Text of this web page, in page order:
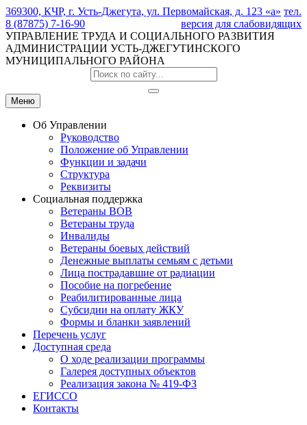
369300, КЧР, г. Усть-Джегута, ул. Первомайская, д. 123 «а» тел.
8 (87875) 7-16-90
версия для слабовидящих
УПРАВЛЕНИЕ ТРУДА И СОЦИАЛЬНОГО РАЗВИТИЯ
АДМИНИСТРАЦИИ УСТЬ-ДЖЕГУТИНСКОГО
МУНИЦИПАЛЬНОГО РАЙОНА
Меню
Об Управлении
Руководство
Положение об Управлении
Функции и задачи
Структура
Реквизиты
Социальная поддержка
Ветераны ВОВ
Ветераны труда
Инвалиды
Ветераны боевых действий
Денежные выплаты семьям с детьми
Лица пострадавшие от радиации
Пособие на погребение
Реабилитированные лица
Субсидии на оплату ЖКУ
Формы и бланки заявлений
Перечень услуг
Доступная среда
О ходе реализации программы
Галерея доступных объектов
Реализация закона № 419-ФЗ
ЕГИСCО
Контакты